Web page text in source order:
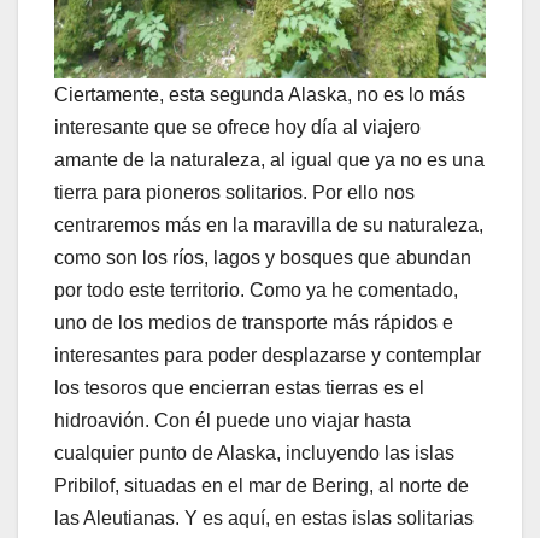
Ciertamente, esta segunda Alaska, no es lo más
interesante que se ofrece hoy día al viajero
amante de la naturaleza, al igual que ya no es una
tierra para pioneros solitarios. Por ello nos
centraremos más en la maravilla de su naturaleza,
como son los ríos, lagos y bosques que abundan
por todo este territorio. Como ya he comentado,
uno de los medios de transporte más rápidos e
interesantes para poder desplazarse y contemplar
los tesoros que encierran estas tierras es el
hidroavión. Con él puede uno viajar hasta
cualquier punto de Alaska, incluyendo las islas
Pribilof, situadas en el mar de Bering, al norte de
las Aleutianas. Y es aquí, en estas islas solitarias